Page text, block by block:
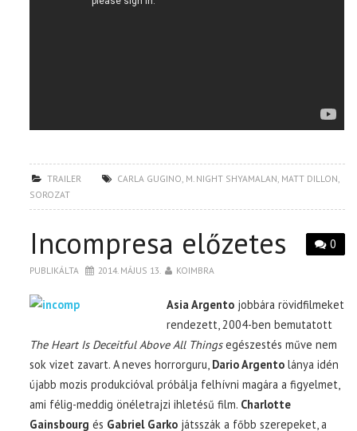
TRAILER CARLA GUGINO M. NIGHT SHYAMALAN MATT DILLON
SOROZAT
0
Incompresa előzetes
PUBLIKÁLTA 2014. MÁJUS 13. KOIMBRA
Asia Argento jobbára rövidfilmeket
rendezett, 2004-ben bemutatott
The Heart Is Deceitful Above All Thingsegészestés műve nem
sok vizet zavart. A neves horrorguru, Dario Argento lánya idén
újabb mozis produkcióval próbálja felhívni magára a figyelmet,
ami félig-meddig önéletrajzi ihletésű film. Charlotte
Gainsbourg és Gabriel Garko játsszák a főbb szerepeket, a